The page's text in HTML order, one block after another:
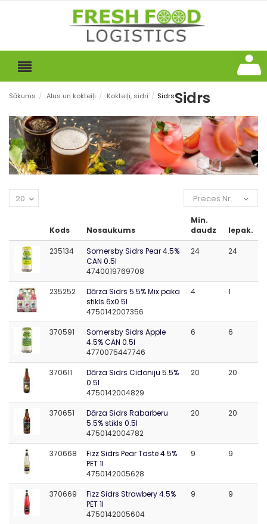
Sākums / Alus un kokteiļi / Kokteiļi, sidri / SidrsSidrs
Preces Nr.
20
Kods Nosaukums
Min.
daudz
Iepak.
235134
Somersby Sidrs Pear 4.5%
CAN 0.5l
4740019769708
24 24
235252
Dārza Sidrs 5.5% Mix paka
stikls 6x0.5l
4750142007356
4 1
370591
Somersby Sidrs Apple
4.5% CAN 0.5l
4770075447746
6 6
370611
Dārza Sidrs Cidoniju 5.5%
0.5l
4750142004829
20 20
370651
Dārza Sidrs Rabarberu
5.5% stikls 0.5l
4750142004782
20 20
370668
Fizz Sidrs Pear Taste 4.5%
PET 1l
4750142005628
9 9
370669
Fizz Sidrs Strawbery 4.5%
PET 1l
4750142005604
9 9